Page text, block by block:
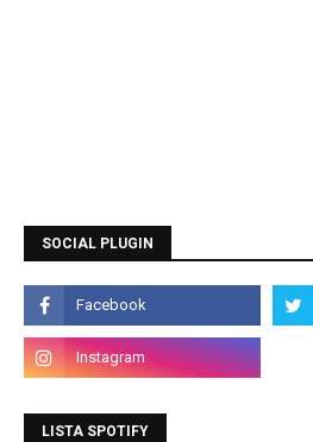
SOCIAL PLUGIN
LISTA SPOTIFY